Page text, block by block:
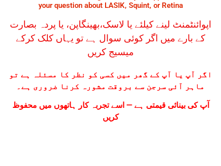
your question about LASIK, Squint, or Retina
اپوائنٹمنٹ لینے کیلئے یا لاسک،بھینگاپن، یا پردہ بصارت
کے بارے میں اگر کوئی سوال ہے تو یہاں کلک کرکے
میسیج کریں
اگر آپ یا آپ کے گھر میں کسی کو نظر کا مسئلہ ہے تو
ماہر آئی سرجن سے بروقت مشورہ کرنا ضروری ہے۔
آپ کی بینائی قیمتی ہے — اسے تجربہ کار ہاتھوں میں محفوظ
کریں